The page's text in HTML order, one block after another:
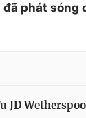
phát sóng
JD